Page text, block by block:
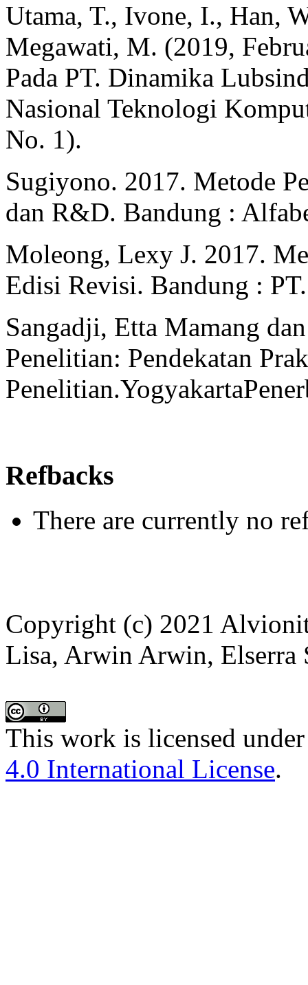
Utama, T., Ivone, I., Han,
Megawati, M. (2019,
Pada PT. Dinamika
Nasional Teknologi
No. 1).
Sugiyono. 2017. Metode
dan R&D. Bandung :
Moleong, Lexy J. 2017.
Edisi Revisi. Bandung :
Sangadji, Etta Mamang
Penelitian: Pendekatan
Refbacks
There are currently no
Copyright (c) 2021
Lisa, Arwin Arwin, Elserra
This work is licensed
4.0 International License.